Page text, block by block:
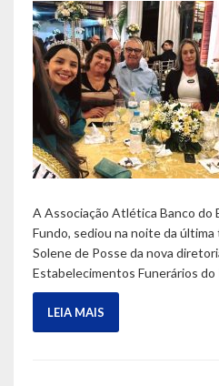
A Associação Atlética Banco do
Fundo, sediou na noite da
Solene de Posse da nova
Estabelecimentos Funerários do
LEIA MAIS